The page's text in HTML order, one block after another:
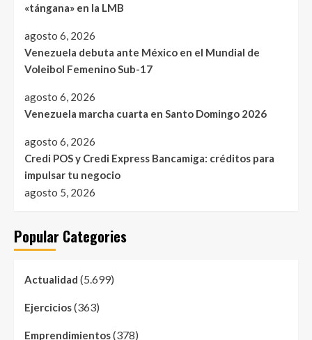
«tángana» en la LMB
agosto 6, 2026
Venezuela debuta ante México en el Mundial de
Voleibol Femenino Sub-17
agosto 6, 2026
Venezuela marcha cuarta en Santo Domingo 2026
agosto 6, 2026
Credi POS y Credi Express Bancamiga: créditos para
impulsar tu negocio
agosto 5, 2026
Popular Categories
Actualidad (5.699)
Ejercicios(363)
Emprendimientos(378)